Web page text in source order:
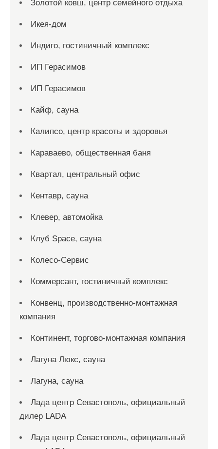
Золотой ковш, центр семейного отдыха
Икея-дом
Индиго, гостиничный комплекс
ИП Герасимов
ИП Герасимов
Кайф, сауна
Калипсо, центр красоты и здоровья
Караваево, общественная баня
Квартал, центральный офис
Кентавр, сауна
Клевер, автомойка
Клуб Space, сауна
Колесо-Сервис
Коммерсант, гостиничный комплекс
Конвенц, производственно-монтажная
компания
Континент, торгово-монтажная компания
Лагуна Люкс, сауна
Лагуна, сауна
Лада центр Севастополь, официальный
дилер LADA
Лада центр Севастополь, официальный